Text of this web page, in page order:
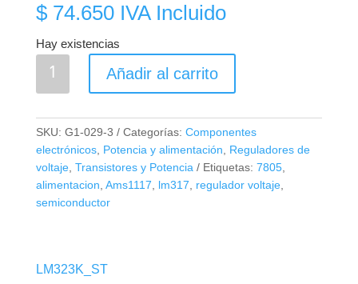
$74.650 IVA Incluido
Hay existencias
Regulador
Original
S
cantidad
Añadir al carrito
SKU: G1-029-3 Categorías: Componentes
electrónicos, Potencia y alimentación, Reguladores de
voltaje, Transistores y Potencia Etiquetas: 7805,
alimentacion, Ams1117, lm317, regulador voltaje,
semiconductor
LM323K_ST